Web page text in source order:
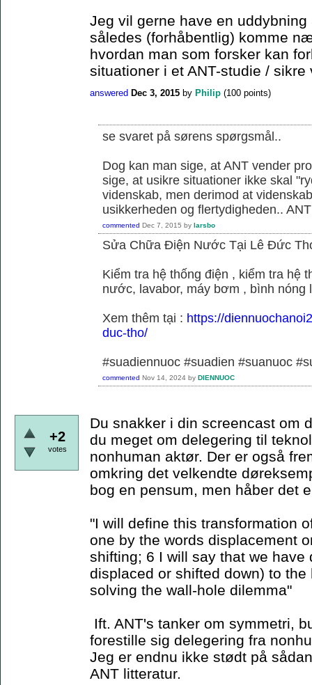
Jeg vil gerne have en
således (forhåbentlig) komme
hvordan man som forsker kan
situationer i et ANT-studie /
answered Dec 3, 2015 by Philip (100 points)
se svaret på sørens spørgsmål..
Dog kan man sige, at ANT vender
sige, at usikre situationer ikke skal
videnskab, men derimod at
usikkerheden og flertydigheden..
commented Dec 7, 2015 by larsbo
Sửa Chữa Điện Nước Tại Lê Đức
Kiểm tra hệ thống điện , kiểm tra hệ
nước, lavabor, máy bơm , bình nóng
Xem thêm tại : https://
duc-tho/
#suadiennuoc #suadien #suanuoc
commented Nov 14, 2024 by DIENNUOC
+2
votes
Du snakker i din screencast om
du meget om delegering til
nonhuman aktør. Der er også
omkring det velkendte
bog en pensum, men håber det
"I will define this transformation
one by the words displacement
shifting; 6 I will say that we have
displaced or shifted down) to
solving the wall-hole dilemma"
Ift. ANT's tanker om symmetri,
forestille sig delegering fra
Jeg er endnu ikke stødt på
ANT litteratur.